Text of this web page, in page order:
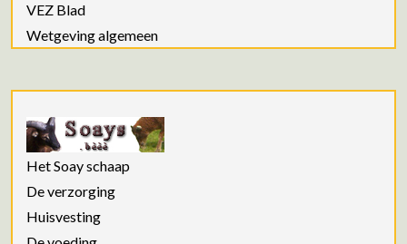
VEZ Blad
Wetgeving algemeen
Het Soay schaap
De verzorging
Huisvesting